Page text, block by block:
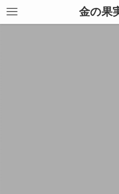
金の果